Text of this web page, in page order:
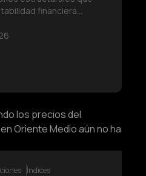
financiera
instituciones financieras
informe
Índices